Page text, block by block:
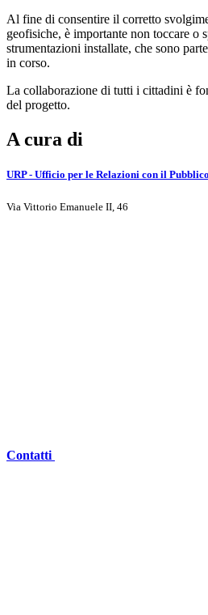
Al fine di consentire il corretto
geofisiche, è importante non toccare o
strumentazioni installate, che sono
in corso.
La collaborazione di tutti i cittadini è
del progetto.
A cura di
URP - Ufficio per le Relazioni con il Pubblico
Via Vittorio Emanuele II, 46
Contatti